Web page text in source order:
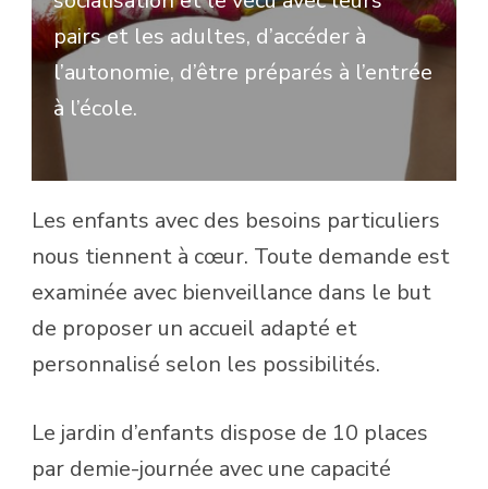
pairs et les adultes, d’accéder à
l’autonomie, d’être préparés à l’entrée
à l’école.
Les enfants avec des besoins particuliers
nous tiennent à cœur. Toute demande est
examinée avec bienveillance dans le but
de proposer un accueil adapté et
personnalisé selon les possibilités.
Le jardin d’enfants dispose de 10 places
par demie-journée avec une capacité